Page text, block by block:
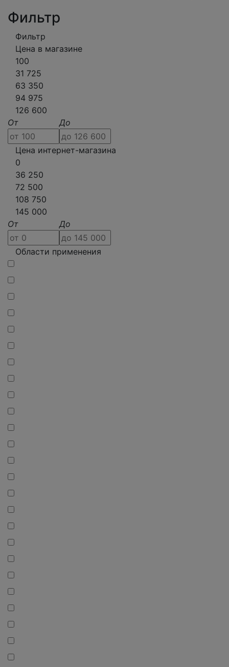
Фильтр
Фильтр
Цена в магазине
100
31 725
63 350
94 975
126 600
От
До
Цена интернет-магазина
0
36 250
72 500
108 750
145 000
От
До
Области применения